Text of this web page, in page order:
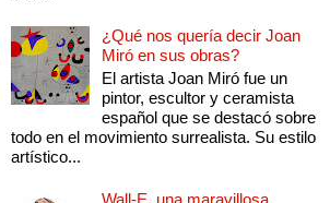
¿Qué nos quería decir Joan
Miró en sus obras?
El artista Joan Miró fue un
pintor, escultor y ceramista
español que se destacó sobre
todo en el movimiento surrealista. Su estilo
artístico...